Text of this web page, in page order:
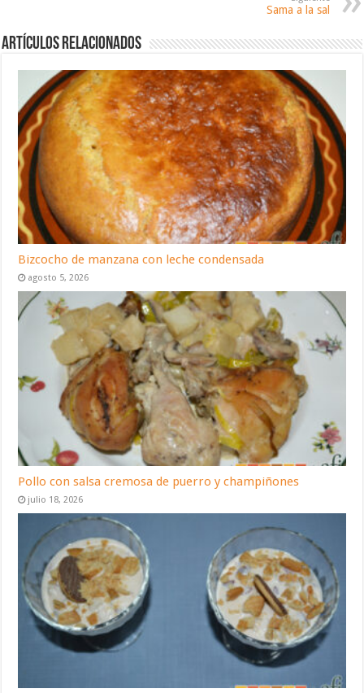
Sama a la sal
Artículos relacionados
Bizcocho de manzana con leche condensada
agosto 5, 2026
Pollo con salsa cremosa de puerro y champiñones
julio 18, 2026